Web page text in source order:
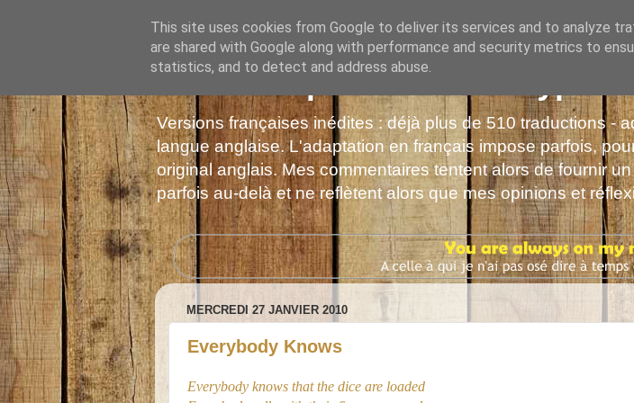
Les Monophonies de
Versions françaises inédites : déjà plus de 510 traductions -
langue anglaise. L'adaptation en français impose parfois,
original anglais. Mes commentaires tentent alors de fournir
parfois au-delà et ne reflètent alors que mes opinions et
MERCREDI 27 JANVIER 2010
Everybody Knows
Everybody knows that the dice are loaded
This site uses cookies from Google to deliver its services and to analyze
are shared with Google along with performance and security metrics to
statistics, and to detect and address abuse.